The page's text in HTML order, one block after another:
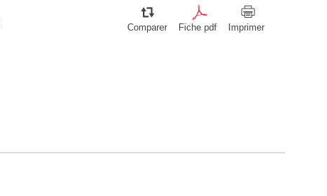
Comparer Fiche pdf Imprimer